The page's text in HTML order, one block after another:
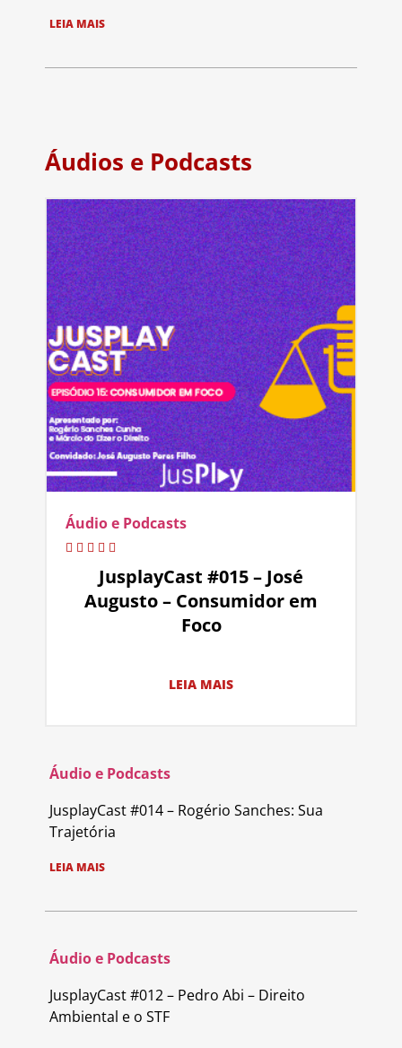
LEIA MAIS
Áudios e Podcasts
Áudio e Podcasts
JusplayCast #015 – José
Augusto – Consumidor em
Foco
LEIA MAIS
Áudio e Podcasts
JusplayCast #014 – Rogério Sanches: Sua
Trajetória
LEIA MAIS
Áudio e Podcasts
JusplayCast #012 – Pedro Abi – Direito
Ambiental e o STF